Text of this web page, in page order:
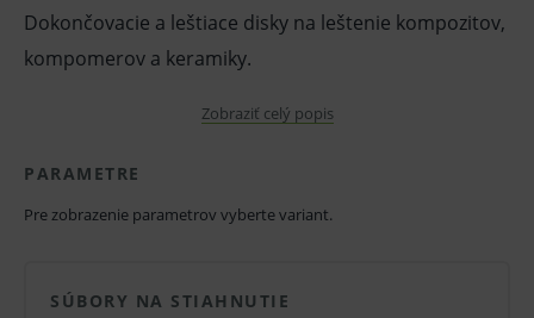
Dokončovacie a leštiace disky na leštenie kompozitov,
kompomerov a keramiky.
frontálnych a bočných zubov.
Flexibilné leštiace disky pokryté oxidom
4 rôzne stupne hrubosti a 2 hrúbky diskov,
Zobraziť celý popis
PARAMETRE
Pre zobrazenie parametrov vyberte variant.
SÚBORY NA STIAHNUTIE